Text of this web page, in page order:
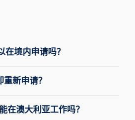
境内申请吗？
新申请？
在澳大利亚工作吗？